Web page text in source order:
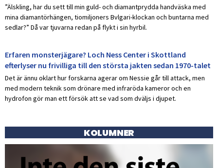
”Älskling, har du sett till min guld- och diamantprydda handväska med
mina diamantörhängen, tiomiljoners Bvlgari-klockan och buntarna med
sedlar?” Då var tjuvarna redan på flykt i sin hyrbil.
Erfaren monsterjägare? Loch Ness Center i Skottland
efterlyser nu frivilliga till den största jakten sedan 1970-talet
Det är ännu oklart hur forskarna agerar om Nessie går till attack, men
med modern teknik som drönare med infraröda kameror och en
hydrofon gör man ett försök att se vad som dväljs i djupet.
KOLUMNER